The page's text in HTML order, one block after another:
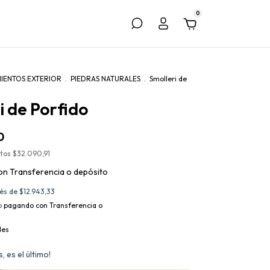
0
EXTERIOR . PIEDRAS NATURALES . Smolleri de
de Porfido
$32.090,91
Transferencia o depósito
de$12.943,33
pagando con Transferencia o
es el último!